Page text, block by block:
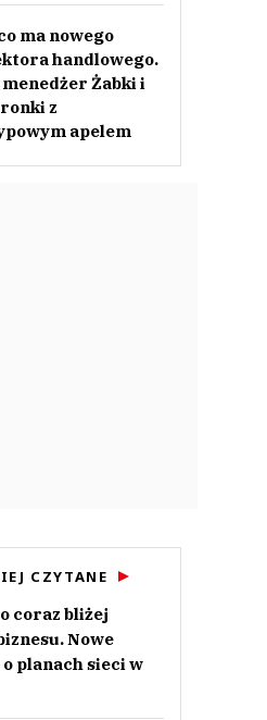
ma nowego
handlowego.
menedżer Żabki i
z
apelem
CZYTANE
coraz bliżej
Nowe
planach sieci w